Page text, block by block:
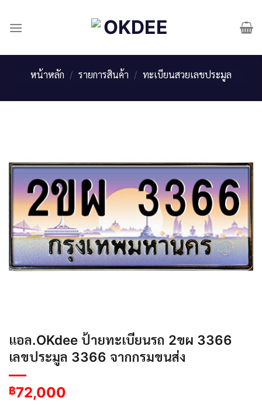
content
หน้าหลัก / รายการสินค้า / ทะเบียนสวยเลขประมูล
แอล.OKdee ป้ายทะเบียนรถ 2ขผ 3366
เลขประมูล 3366 จากกรมขนส่ง
฿72,000